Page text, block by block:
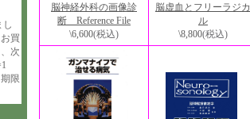
買
次
限
脳神経外科の画像診
断 Reference File
\6,600(税込)
脳虚血とフリーラジカ
ル
\8,800(税込)